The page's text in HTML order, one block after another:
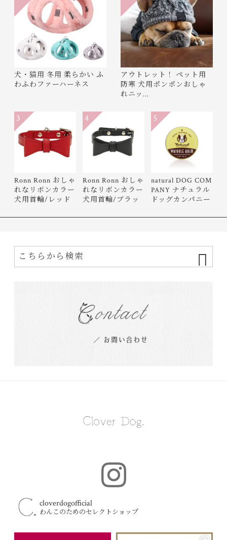
犬・猫用 冬用 柔らかい ふ
わふわファーハーネス
アウトレット！ ペット用
防寒 犬用ポンポンおしゃ
れニッ…
Ronn Ronn おしゃ
れなリボンカラー
犬用首輪/レッド
3
Ronn Ronn おしゃ
れなリボンカラー
犬用首輪/ブラッ
4
natural DOG COM
PANY ナチュラル
ドッグカンパニー
5
cloverdogofficial
わんこのためのセレクトショップ